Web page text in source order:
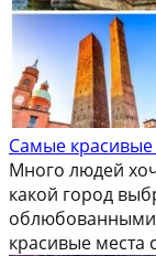
Самые красивые
Много людей
какой город
облюбованными
красивые места